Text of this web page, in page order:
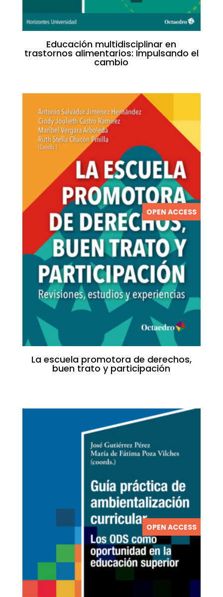
Educación multidisciplinar en
trastornos alimentarios: Impulsando el
cambio
OPEN ACCESS
La escuela promotora de derechos,
buen trato y participación
OPEN ACCESS